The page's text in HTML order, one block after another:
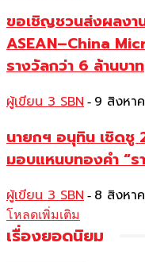
ขอเชิญชวนส่งผลงา
ASEAN–China
รางวัลกว่า 6 ล้านบาท
ผู้เขียน 3 SBN - 9 สิงหา
นายกฯ อนุทิน เชิดชู
มอบแหนบทองคำ “ร
ผู้เขียน 3 SBN - 8 สิงหา
โหลดเพิ่มเติม
เรื่องยอดนิยม